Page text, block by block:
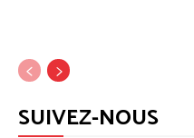
SUIVEZ-NOUS